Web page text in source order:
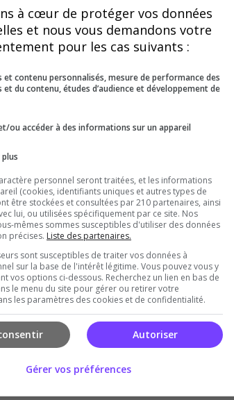
encore d'avis sur ce serveur.
du serveur
être connecté pour ajouter un avis
sur ce serveur !
à cœur de protéger vos données
et nous vous demandons votre
pour les cas suivants :
et contenu personnalisés, mesure de performance des
et du contenu, études d’audience et développement de
ou accéder à des informations sur un appareil
personnel seront traitées, et les informations
(cookies, identifiants uniques et autres types de
être stockées et consultées par 210 partenaires, ainsi
lui, ou utilisées spécifiquement par ce site. Nos
mêmes sommes susceptibles d'utiliser des données
précises. Liste des partenaires.
sont susceptibles de traiter vos données à
sur la base de l'intérêt légitime. Vous pouvez vous y
vos options ci-dessous. Recherchez un lien en bas de
le menu du site pour gérer ou retirer votre
les paramètres des cookies et de confidentialité.
Autoriser
Gérer vos préférences